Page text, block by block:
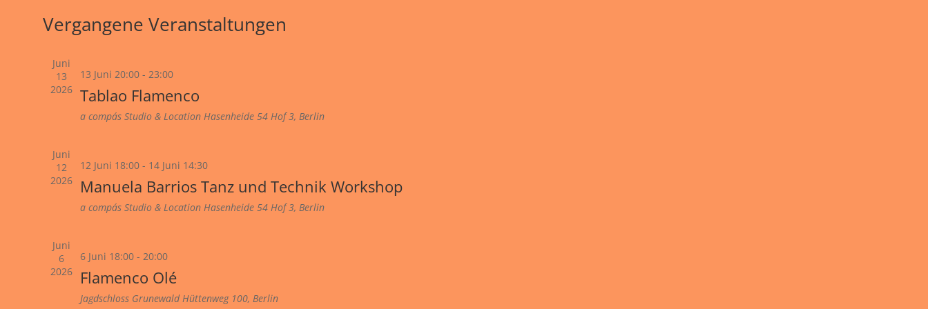
Vergangene Veranstaltungen
Juni
13
2026
13 Juni 20:00- 23:00
Tablao Flamenco
a compás Studio & Location Hasenheide 54 Hof 3, Berlin
Juni
12
2026
12 Juni 18:00- 14 Juni 14:30
Manuela Barrios Tanz und Technik Workshop
a compás Studio & Location Hasenheide 54 Hof 3, Berlin
Juni
6
2026
6 Juni 18:00- 20:00
Flamenco Olé
Jagdschloss GrunewaldHüttenweg 100, Berlin